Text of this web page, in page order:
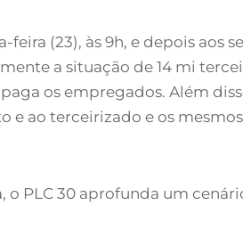
(23), às 9h, e depois aos
a situação de 14 mi
os empregados. Além
e ao terceirizado e os
PLC 30 aprofunda um